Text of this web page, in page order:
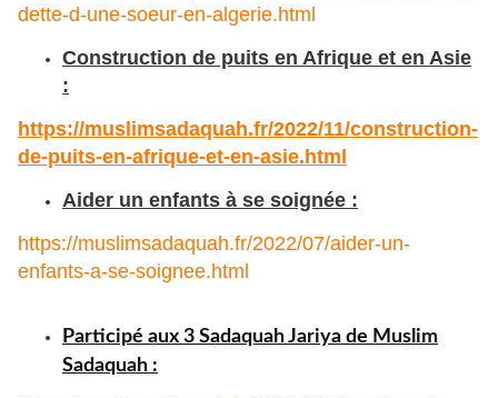
dette-d-une-soeur-en-algerie.html
Construction de puits en Afrique et en Asie
:
https://muslimsadaquah.fr/2022/11/construction-
de-puits-en-afrique-et-en-asie.html
Aider un enfants à se soignée :
https://muslimsadaquah.fr/2022/07/aider-un-
enfants-a-se-soignee.html
Participé aux 3 Sadaquah Jariya de Muslim
Sadaquah :